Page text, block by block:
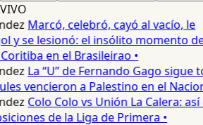
VIVO
Marcó, celebró, cayó al vacío, le
y se lesionó: el insólito momento de
en el Brasileirao •
La “U” de Fernando Gago sigue
vencieron a Palestino en el
Colo Colo vs Unión La Calera: así
de la Liga de Primera •